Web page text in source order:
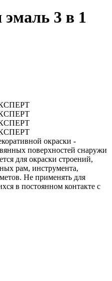
эмаль 3 в 1
окраски
поверхностей снаружи
для окраски строений,
рам, инструмента,
Не применять для
в постоянном контакте с